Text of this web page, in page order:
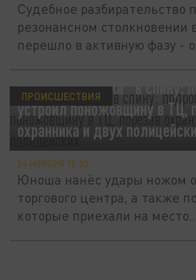
Судебное разбирательство
резонансном столкновении
перешло в активную фазу -
Ранил "обидчика" в спину:
устроил поножовщину в ТЦ,
охранника и двух
ПРОИСШЕСТВИЯ
24 НОЯБРЯ 15:30
Юноша нанёс удары ножом
торгового центра, а также
которые приехали на место...